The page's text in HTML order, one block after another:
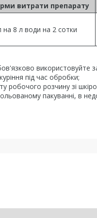
витрати препарату
на 8 л води на 2 сотки
використовуйте
під час обробки;
робочого розчину зі
пакуванні, в